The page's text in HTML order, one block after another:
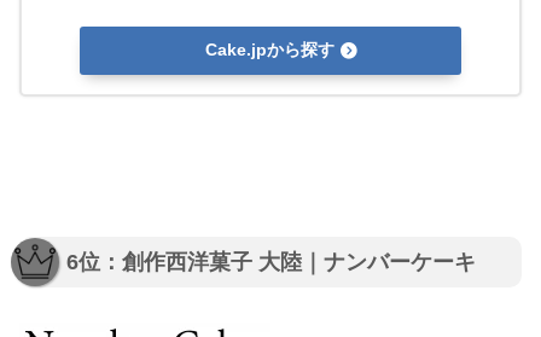
Cake.jpから探す
6位：創作西洋菓子 大陸｜ナンバーケーキ